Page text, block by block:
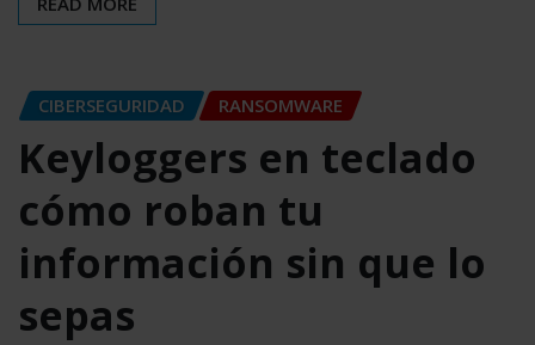
CIBERSEGURIDAD RANSOMWARE
Keyloggers en teclado
cómo roban tu
información sin que lo
sepas